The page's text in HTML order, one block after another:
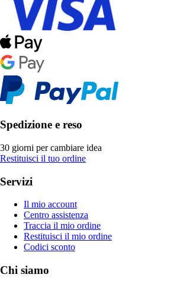
Spedizione e reso
30 giorni per cambiare idea
Restituisci il tuo ordine
Servizi
Il mio account
Centro assistenza
Traccia il mio ordine
Restituisci il mio ordine
Codici sconto
Chi siamo